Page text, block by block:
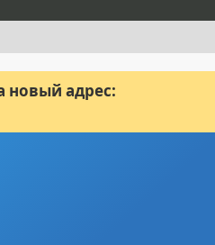
новый адрес: